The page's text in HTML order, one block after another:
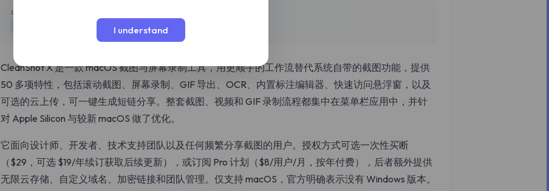
平台
CleanShot X 是一款 macOS 截图与屏幕录制工具，用更顺手的工作流替代系统自带的截图功能，提供
50 多项特性，包括滚动截图、屏幕录制、GIF 导出、OCR、内置标注编辑器、快速访问悬浮窗，以及
可选的云上传，可一键生成短链分享。整套截图、视频和 GIF 录制流程都集中在菜单栏应用中，并针
对 Apple Silicon 与较新 macOS 做了优化。
它面向设计师、开发者、技术支持团队以及任何频繁分享截图的用户。授权方式可选一次性买断
（$29，可选 $19/年续订获取后续更新），或订阅 Pro 计划（$8/用户/月，按年付费），后者额外提供
无限云存储、自定义域名、加密链接和团队管理。仅支持 macOS，官方明确表示没有 Windows 版本。
I understand